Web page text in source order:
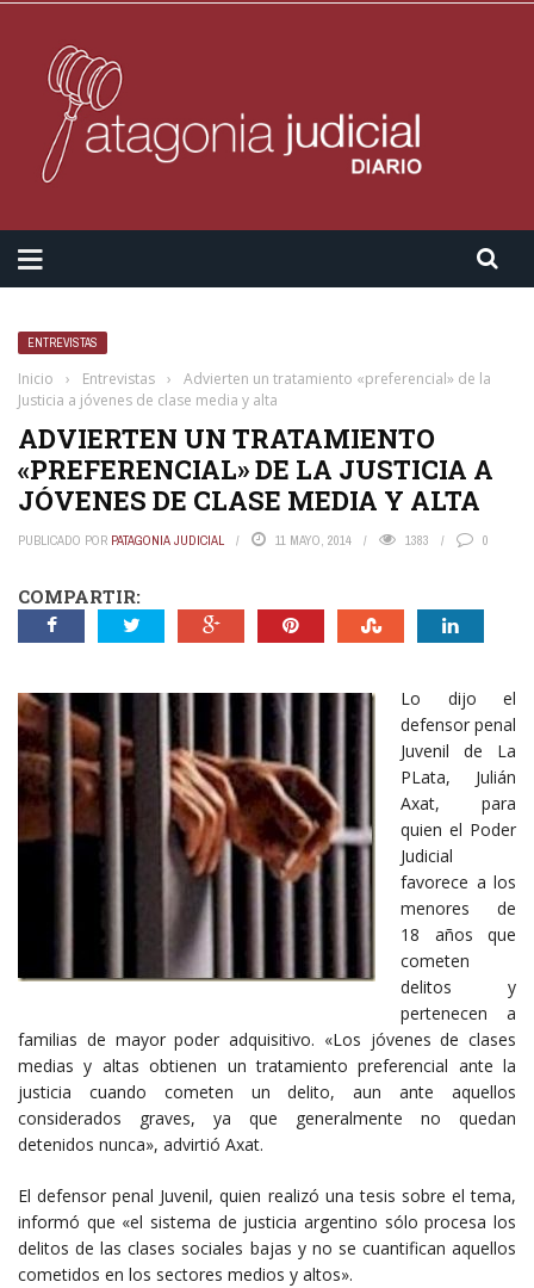
ENTREVISTAS
Inicio › Entrevistas ›
Advierten un tratamiento «preferencial» de la
Justicia a jóvenes de clase media y alta
ADVIERTEN UN TRATAMIENTO
«PREFERENCIAL» DE LA JUSTICIA A
JÓVENES DE CLASE MEDIA Y ALTA
PUBLICADO POR PATAGONIA JUDICIAL 11 MAYO, 2014 1383 0
COMPARTIR:
Lo dijo el
defensor penal
Juvenil de La
PLata, Julián
Axat, para
quien el Poder
Judicial
favorece a los
menores de
18 años que
cometen
delitos y
pertenecen a
familias de mayor poder adquisitivo. «Los jóvenes de clases
medias y altas obtienen un tratamiento preferencial ante la
justicia cuando cometen un delito, aun ante aquellos
considerados graves, ya que generalmente no quedan
detenidos nunca», advirtió Axat.
El defensor penal Juvenil, quien realizó una tesis sobre el tema,
informó que «el sistema de justicia argentino sólo procesa los
delitos de las clases sociales bajas y no se cuantifican aquellos
cometidos en los sectores medios y altos».